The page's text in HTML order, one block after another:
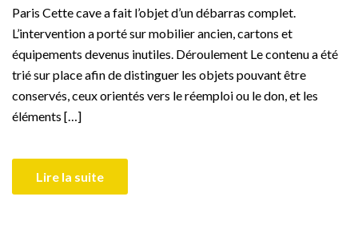
Paris Cette cave a fait l’objet d’un débarras complet.
L’intervention a porté sur mobilier ancien, cartons et
équipements devenus inutiles. Déroulement Le contenu a été
trié sur place afin de distinguer les objets pouvant être
conservés, ceux orientés vers le réemploi ou le don, et les
éléments […]
Lire la suite